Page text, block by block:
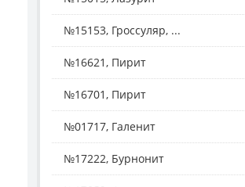
№15153, Гроссуляр, ...
№16621, Пирит
№16701, Пирит
№01717, Галенит
№17222, Бурнонит